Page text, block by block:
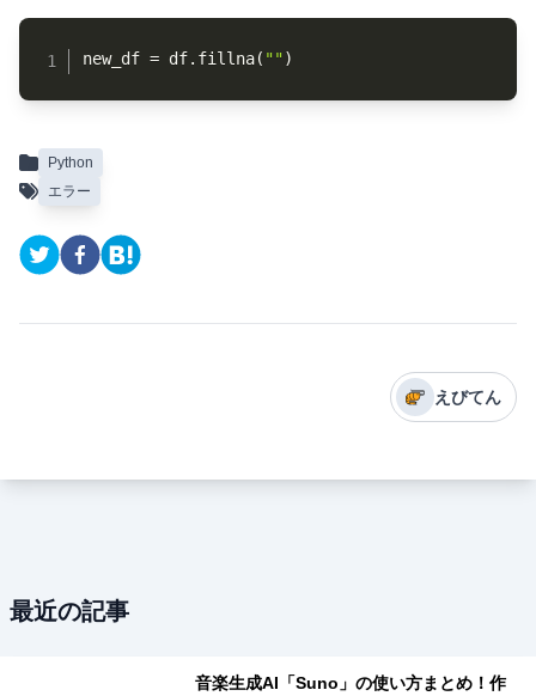
new_df = df. fillna( "")
Python
エラー
えびてん
最近の記事
音楽生成AI「Suno」の使い方まとめ！作